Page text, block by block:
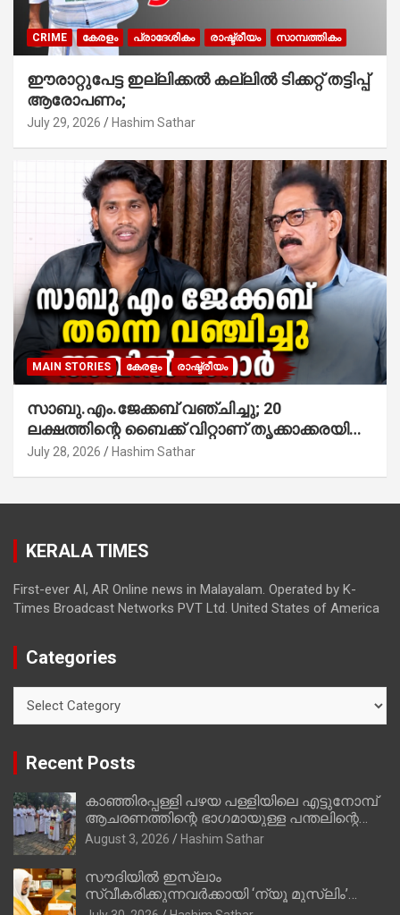
CRIME കേരളം പ്രാദേശികം രാഷ്ട്രീയം സാമ്പത്തികം
ഈരാറ്റുപേട്ട ഇല്ലിക്കൽ കല്ലിൽ ടിക്കറ്റ് തട്ടിപ്പ്
ആരോപണം;
July 29, 2026 Hashim Sathar
MAIN STORIES കേരളം രാഷ്ട്രീയം
സാബു.എം.ജേക്കബ് വഞ്ചിച്ചു; 20
ലക്ഷത്തിന്റെ ബൈക്ക് വിറ്റാണ് തൃക്കാക്കരയില്‍
മത്സരിച്ചത്! പ്രചാരണത്തിന് രണ്ടേ രണ്ടുപേര്‍
അഖില്‍ മാരാര്‍ ട്വന്റി 20 വിട്ടു
July 28, 2026 Hashim Sathar
KERALA TIMES
First-ever AI, AR Online news in Malayalam. Operated by K-
Times Broadcast Networks PVT Ltd. United States of America
Categories
Recent Posts
കാഞ്ഞിരപ്പള്ളി പഴയ പള്ളിയിലെ എട്ടുനോമ്പ്
ആചരണത്തിന്റെ ഭാഗമായുള്ള പന്തലിന്റെ
കാൽനാട്ട് കർമ്മം ആർച്ച് പ്രീസ്റ്റ് വെരി.
റവ.ഫാ. കുര്യൻ താമരശ്ശേരി നിർവഹിക്കുന്നു.
August 3, 2026 Hashim Sathar
സൗദിയില്‍ ഇസ്‌ലാം
സ്വീകരിക്കുന്നവര്‍ക്കായി ‘ന്യൂ മുസ്ലിം’
ഡിജിറ്റല്‍ കാര്‍ഡ് സേവനം ആരംഭിച്ചു